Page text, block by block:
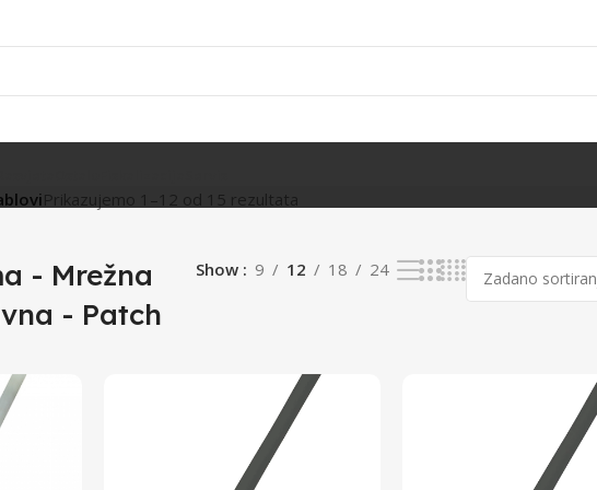
Prikazujemo 1–12 od 15 rezultata
- Mrežna
- Patch
Show 9 12 18 24